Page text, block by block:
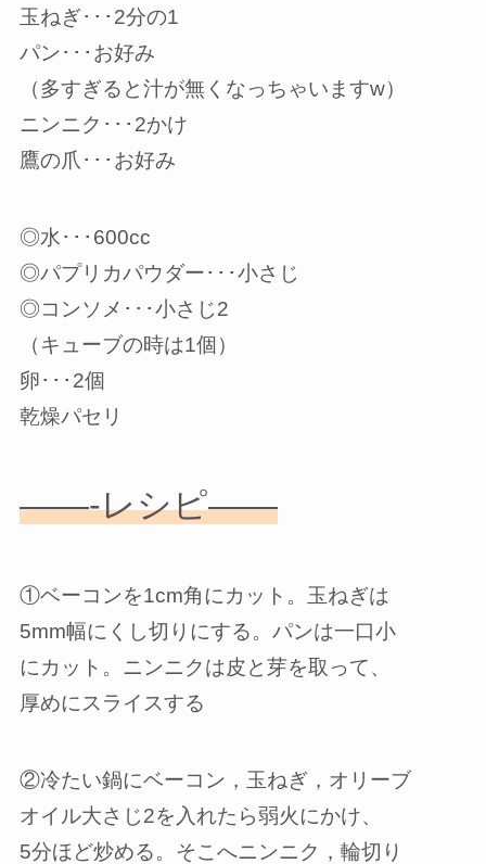
玉ねぎ･･･2分の1
パン･･･お好み
（多すぎると汁が無くなっちゃいますw）
ニンニク･･･2かけ
鷹の爪･･･お好み
◎水･･･600cc
◎パプリカパウダー･･･小さじ
◎コンソメ･･･小さじ2
（キューブの時は1個）
卵･･･2個
乾燥パセリ
——-レシピ——
①ベーコンを1cm角にカット。玉ねぎは
5mm幅にくし切りにする。パンは一口小
にカット。ニンニクは皮と芽を取って、
厚めにスライスする
②冷たい鍋にベーコン，玉ねぎ，オリーブ
オイル大さじ2を入れたら弱火にかけ、
5分ほど炒める。そこへニンニク，輪切り